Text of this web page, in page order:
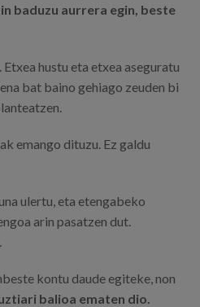
baduzu aurrera egin, beste
hustu eta etxea aseguratu
bat baino gehiago zeuden bi
emango dituzu. Ez galdu
ulertu, eta etengabeko
arin pasatzen dut.
kontu daude egiteke, non
balioa ematen dio.